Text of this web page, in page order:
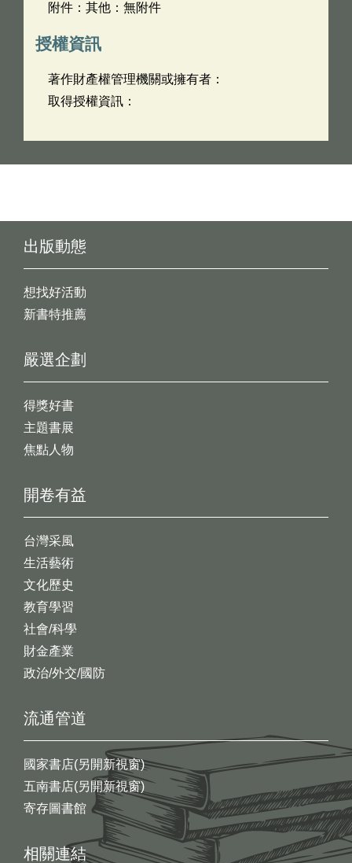
附件：其他：無附件
授權資訊
著作財產權管理機關或擁有者：
取得授權資訊：
出版動態
想找好活動
新書特推薦
開卷有益
台灣采風
生活藝術
文化歷史
教育學習
社會/科學
財金產業
政治/外交/國防
嚴選企劃
得獎好書
主題書展
焦點人物
流通管道
國家書店(另開新視窗)
五南書店(另開新視窗)
寄存圖書館
相關連結